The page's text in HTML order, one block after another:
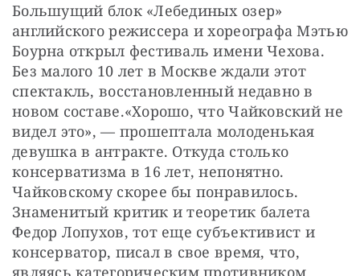
Большущий блок «Лебединых озер»
английского режиссера и хореографа Мэтью
Боурна открыл фестиваль имени Чехова.
Без малого 10 лет в Москве ждали этот
спектакль, восстановленный недавно в
новом составе.«Хорошо, что Чайковский не
видел это», — прошептала молоденькая
девушка в антракте. Откуда столько
консерватизма в 16 лет, непонятно.
Чайковскому скорее бы понравилось.
Знаменитый критик и теоретик балета
Федор Лопухов, тот еще субъективист и
консерватор, писал в свое время, что,